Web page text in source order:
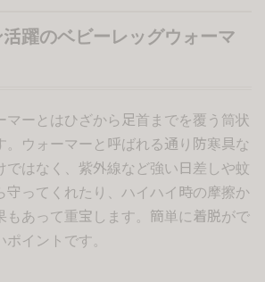
躍のベビーレッグウォーマ
マーとはひざから足首までを覆う筒状
。ウォーマーと呼ばれる通り防寒具な
ではなく、紫外線など強い日差しや蚊
守ってくれたり、ハイハイ時の摩擦か
もあって重宝します。簡単に着脱がで
イントです。